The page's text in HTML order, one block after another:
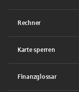
Rechner
Karte sperren
Finanzglossar